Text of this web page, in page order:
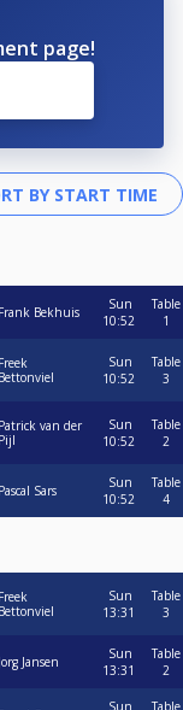
waar de cueball
hand" is genomen
Onsportief
page!
Frank Bekhuis
Sun
10:52
Table
1
Freek
Bettonviel
Sun
10:52
Table
3
Patrick van der
Pijl
Sun
10:52
Table
2
Pascal Sars
Sun
10:52
Table
4
Freek
Bettonviel
Sun
13:31
Table
3
Jorg Jansen
Sun
13:31
Table
2